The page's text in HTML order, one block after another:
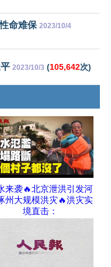
命难保 2023/10/4
2023/10/3 (105,642次)
来袭🔥北京泄洪引发河
州大规模洪灾🔥洪灾实
境直击：